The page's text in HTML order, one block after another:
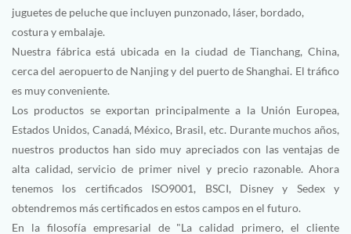
juguetes de peluche que incluyen punzonado, láser, bordado,
costura y embalaje.
Nuestra fábrica está ubicada en la ciudad de Tianchang, China,
cerca del aeropuerto de Nanjing y del puerto de Shanghai. El tráfico
es muy conveniente.
Los productos se exportan principalmente a la Unión Europea,
Estados Unidos, Canadá, México, Brasil, etc. Durante muchos años,
nuestros productos han sido muy apreciados con las ventajas de
alta calidad, servicio de primer nivel y precio razonable. Ahora
tenemos los certificados ISO9001, BSCI, Disney y Sedex y
obtendremos más certificados en estos campos en el futuro.
En la filosofía empresarial de "La calidad primero, el cliente